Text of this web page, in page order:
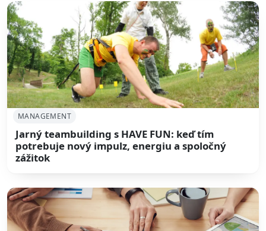
MANAGEMENT
Jarný teambuilding s HAVE FUN: keď tím
potrebuje nový impulz, energiu a spoločný
zážitok